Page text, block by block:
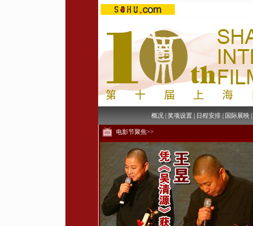
概况 奖项设置 日程安排 国际展映
电影节聚焦>>